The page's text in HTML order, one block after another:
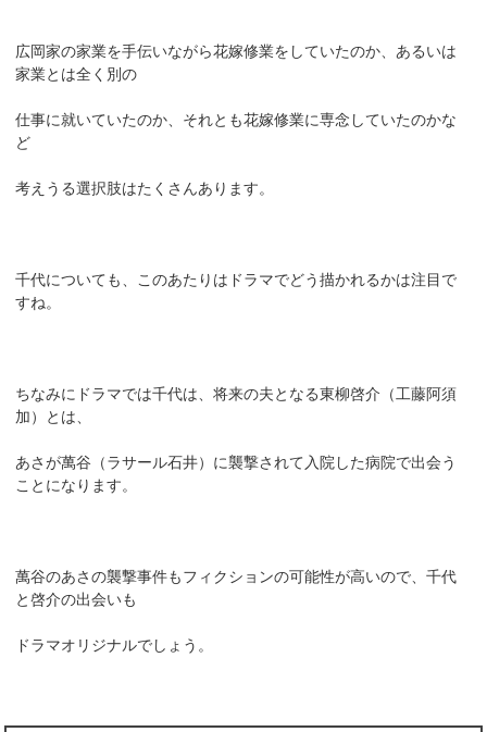
広岡家の家業を手伝いながら花嫁修業をしていたのか、あるいは
家業とは全く別の
仕事に就いていたのか、それとも花嫁修業に専念していたのかな
ど
考えうる選択肢はたくさんあります。
千代についても、このあたりはドラマでどう描かれるかは注目で
すね。
ちなみにドラマでは千代は、将来の夫となる東柳啓介（工藤阿須
加）とは、
あさが萬谷（ラサール石井）に襲撃されて入院した病院で出会う
ことになります。
萬谷のあさの襲撃事件もフィクションの可能性が高いので、千代
と啓介の出会いも
ドラマオリジナルでしょう。